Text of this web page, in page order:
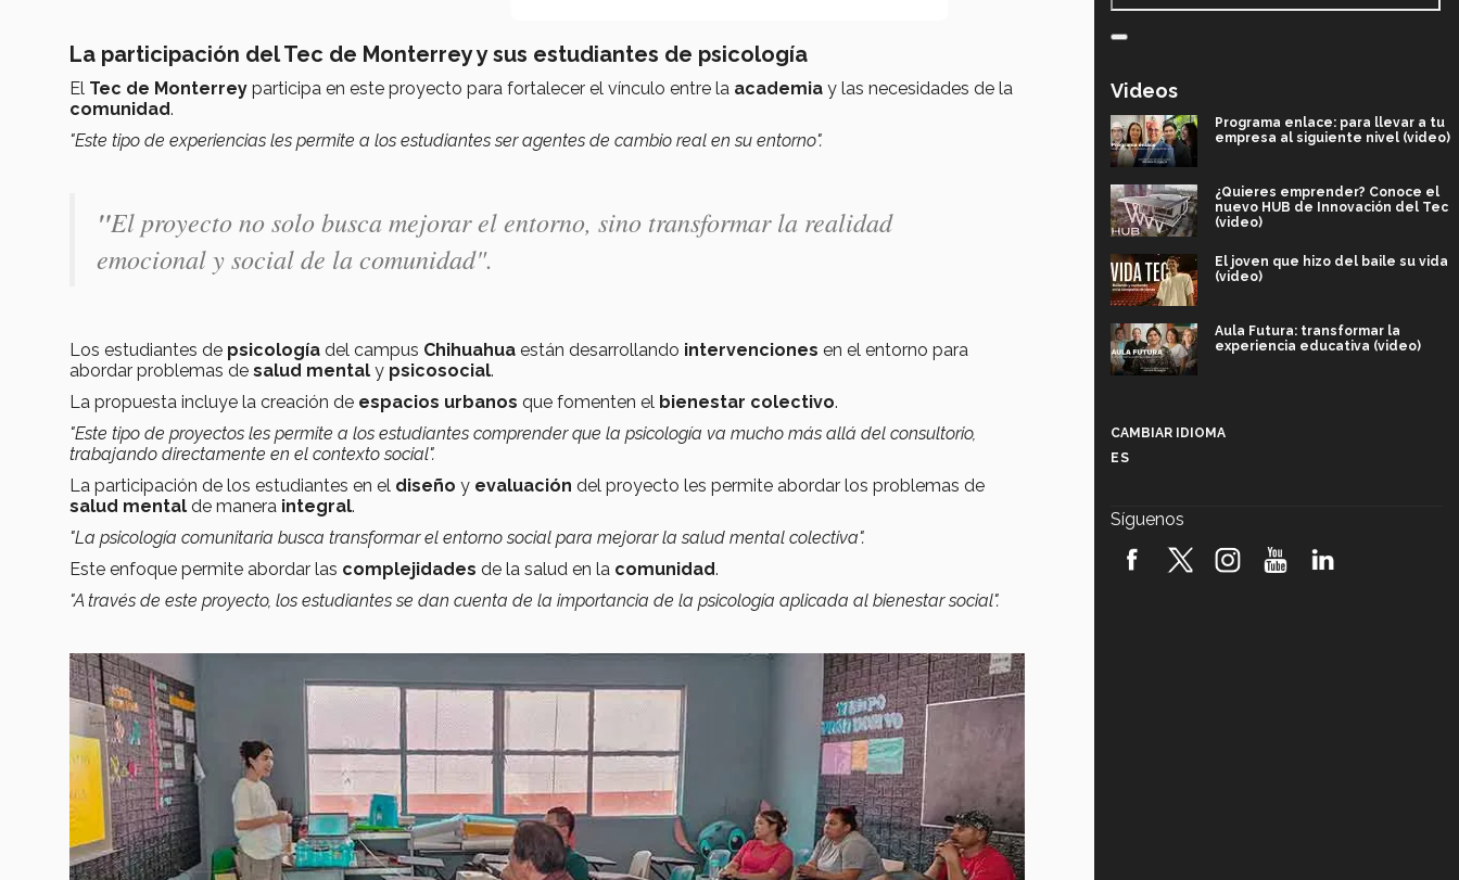
La participación del Tec de Monterrey y sus estudiantes de psicología
El Tec de Monterrey participa en este proyecto para fortalecer el vínculo entre la academia y las necesidades de la
comunidad.
"Este tipo de experiencias les permite a los estudiantes ser agentes de cambio real en su entorno".
"El proyecto no solo busca mejorar el entorno, sino transformar la realidad
emocional y social de la comunidad".
Los estudiantes de psicología del campus Chihuahua están desarrollando intervenciones en el entorno para
abordar problemas de salud mental y psicosocial.
La propuesta incluye la creación de espacios urbanos que fomenten el bienestar colectivo.
"Este tipo de proyectos les permite a los estudiantes comprender que la psicología va mucho más allá del consultorio,
trabajando directamente en el contexto social".
La participación de los estudiantes en el diseño y evaluación del proyecto les permite abordar los problemas de
salud mental de manera integral.
"La psicología comunitaria busca transformar el entorno social para mejorar la salud mental colectiva".
Este enfoque permite abordar las complejidades de la salud en la comunidad.
"A través de este proyecto, los estudiantes se dan cuenta de la importancia de la psicología aplicada al bienestar social".
Videos
Programa enlace: para llevar a tu
empresa al siguiente nivel (video)
¿Quieres emprender? Conoce el
nuevo HUB de Innovación del Tec
(video)
El joven que hizo del baile su vida
(video)
Aula Futura: transformar la
experiencia educativa (video)
robótica FIRST 2026! (video)
CAMBIAR IDIOMA
ES
Síguenos